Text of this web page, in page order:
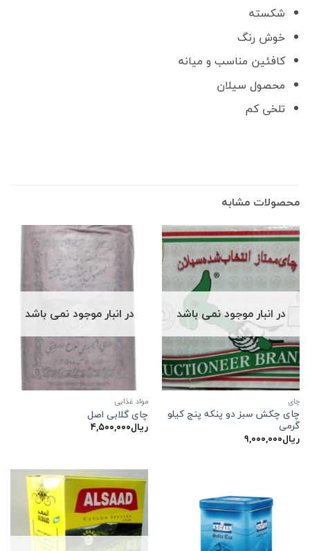
شکسته
خوش رنگ
کافئین مناسب و میانه
محصول سیلان
تلخی کم
محصولات مشابه
در انبار موجود نمی باشد
چاي
چای چکش سبز دو پنکه پنج کیلو
گرمی
ریال۹,۰۰۰,۰۰۰
در انبار موجود نمی باشد
مواد غذایی
چای گلابی اصل
ریال۴,۵۰۰,۰۰۰